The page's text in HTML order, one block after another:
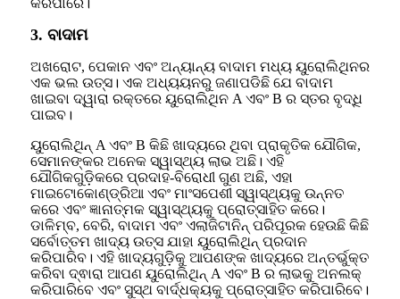
କରିପାରେ।
3. ବାଦାମ
ଅଖରୋଟ, ପେକାନ ଏବଂ ଅନ୍ୟାନ୍ୟ ବାଦାମ ମଧ୍ୟ ୟୁରୋଲିଥିନର
ଏକ ଭଲ ଉତ୍ସ। ଏକ ଅଧ୍ୟୟନରୁ ଜଣାପଡିଛି ଯେ ବାଦାମ
ଖାଇବା ଦ୍ୱାରା ରକ୍ତରେ ୟୁରୋଲିଥିନ A ଏବଂ B ର ସ୍ତର ବୃଦ୍ଧି
ପାଇବ।
ୟୁରୋଲିଥିନ୍ A ଏବଂ B କିଛି ଖାଦ୍ୟରେ ଥିବା ପ୍ରାକୃତିକ ଯୌଗିକ,
ସେମାନଙ୍କର ଅନେକ ସ୍ୱାସ୍ଥ୍ୟ ଲାଭ ଅଛି। ଏହି
ଯୌଗିକଗୁଡ଼ିକରେ ପ୍ରଦାହ-ବିରୋଧୀ ଗୁଣ ଅଛି, ଏହା
ମାଇଟୋକୋଣ୍ଡ୍ରିଆ ଏବଂ ମାଂସପେଶୀ ସ୍ୱାସ୍ଥ୍ୟକୁ ଉନ୍ନତ
କରେ ଏବଂ ଜ୍ଞାନାତ୍ମକ ସ୍ୱାସ୍ଥ୍ୟକୁ ପ୍ରୋତ୍ସାହିତ କରେ।
ଡାଳିମ୍ବ, ବେରି, ବାଦାମ ଏବଂ ଏଲାଜିଟାନିନ୍ ପରିପୂରକ ହେଉଛି କିଛି
ସର୍ବୋତ୍ତମ ଖାଦ୍ୟ ଉତ୍ସ ଯାହା ୟୁରୋଲିଥିନ୍ ପ୍ରଦାନ
କରିପାରିବ। ଏହି ଖାଦ୍ୟଗୁଡ଼ିକୁ ଆପଣଙ୍କ ଖାଦ୍ୟରେ ଅନ୍ତର୍ଭୁକ୍ତ
କରିବା ଦ୍ଵାରା ଆପଣ ୟୁରୋଲିଥିନ୍ A ଏବଂ B ର ଲାଭକୁ ଅନଲକ୍
କରିପାରିବେ ଏବଂ ସୁସ୍ଥ ବାର୍ଦ୍ଧକ୍ୟକୁ ପ୍ରୋତ୍ସାହିତ କରିପାରିବେ।